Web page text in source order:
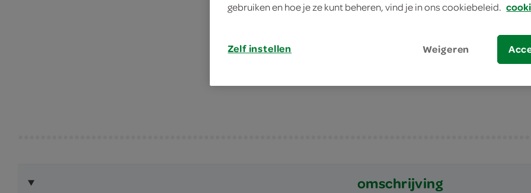
dip knapperige snacks in romige spice
heerlijk voor bij de borrel
omschrijving
gebruiken en hoe je ze kunt beheren, vind je in ons cookiebeleid.
Zelf instellen Weigeren